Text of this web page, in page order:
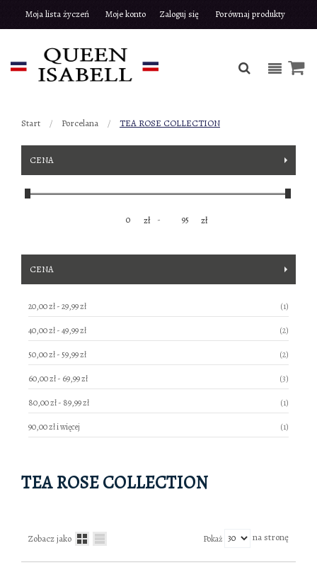
Moja lista życzeń Moje konto Zaloguj się Porównaj produkty
Start Porcelana TEA ROSE COLLECTION
CENA
zł - zł
CENA
20,00 zł-29,99 zł 1produkt
40,00 zł-49,99 zł 2produkty
50,00 zł- 59,99 zł 2produkty
60,00 zł- 69,99 zł 3produkty
80,00 zł- 89,99 zł 1produkt
90,00 złi więcej 1produkt
TEA ROSE COLLECTION
Zobacz jako Pokaż na stronę